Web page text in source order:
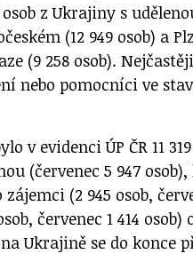
osob z Ukrajiny s
(12 949 osob) a
(9 258 osob).
nebo pomocníci ve
v evidenci ÚP ČR 11
(červenec 5 947
(2 945 osob,
červenec 1 414
Ukrajině se do konce